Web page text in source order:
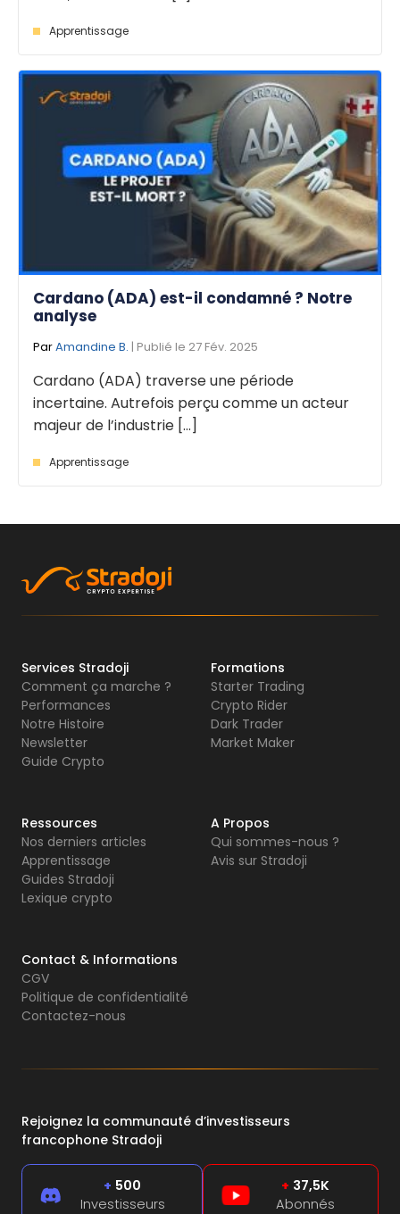
Apprentissage
Cardano (ADA) est-il condamné ? Notre
analyse
ParAmandine B. | Publié le 27 Fév. 2025
Cardano (ADA) traverse une période
incertaine. Autrefois perçu comme un acteur
majeur de l’industrie [...]
Apprentissage
Services Stradoji
Comment ça marche ?
Performances
Notre Histoire
Newsletter
Guide Crypto
Formations
Starter Trading
Crypto Rider
Dark Trader
Market Maker
Ressources
Nos derniers articles
Apprentissage
Guides Stradoji
Lexique crypto
A Propos
Qui sommes-nous ?
Avis sur Stradoji
Contact & Informations
CGV
Politique de confidentialité
Contactez-nous
Rejoignez la communauté d’investisseurs
francophone Stradoji
+ 500
Investisseurs
+ 37,5K
Abonnés